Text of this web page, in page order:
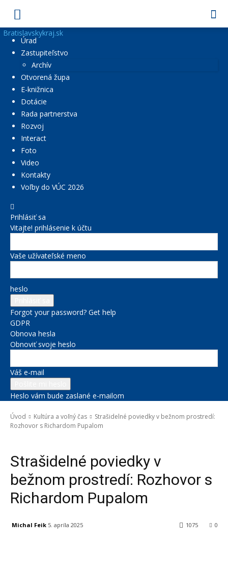
Bratislavskykraj.sk
Úrad
Zastupiteľstvo
Archív
Otvorená župa
E-knižnica
Dotácie
Rada partnerstva
Rozvoj
Interact
Foto
Video
Kontakty
Voľby do VÚC 2026
Prihlásiť sa
Vitajte! prihlásenie k účtu
Vaše užívateľské meno
heslo
Forgot your password? Get help
GDPR
Obnova hesla
Obnoviť svoje heslo
Váš e-mail
Heslo vám bude zaslané e-mailom
Úvod Kultúra a voľný čas
Strašidelné poviedky v bežnom prostredí:
Rozhovor s Richardom Pupalom
Strašidelné poviedky v
bežnom prostredí: Rozhovor s
Richardom Pupalom
Michal Feik 5. apríla 2025 0
1075